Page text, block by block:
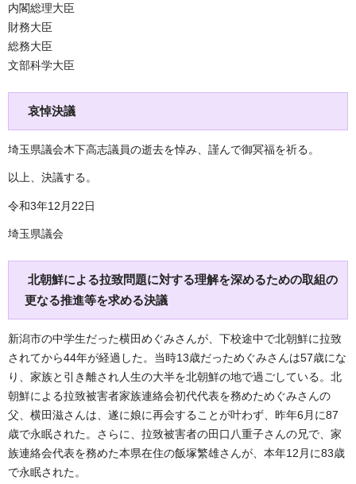
内閣総理大臣
財務大臣
総務大臣
文部科学大臣
哀悼決議
埼玉県議会木下高志議員の逝去を悼み、謹んで御冥福を祈る。
以上、決議する。
令和3年12月22日
埼玉県議会
北朝鮮による拉致問題に対する理解を深めるための取組の
更なる推進等を求める決議
新潟市の中学生だった横田めぐみさんが、下校途中で北朝鮮に拉致
されてから44年が経過した。当時13歳だっためぐみさんは57歳にな
り、家族と引き離され人生の大半を北朝鮮の地で過ごしている。北
朝鮮による拉致被害者家族連絡会初代代表を務めためぐみさんの
父、横田滋さんは、遂に娘に再会することが叶わず、昨年6月に87
歳で永眠された。さらに、拉致被害者の田口八重子さんの兄で、家
族連絡会代表を務めた本県在住の飯塚繁雄さんが、本年12月に83歳
で永眠された。